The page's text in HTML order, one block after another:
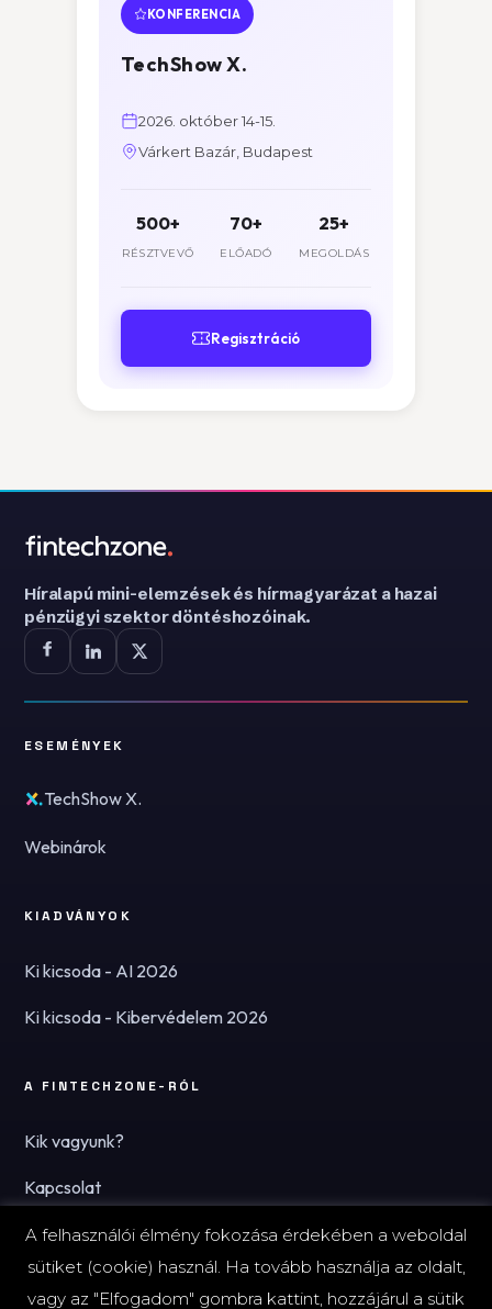
KONFERENCIA
TechShow X.
2026. október 14-15.
Várkert Bazár, Budapest
500+
RÉSZTVEVŐ
70+
ELŐADÓ
25+
MEGOLDÁS
Regisztráció
Híralapú mini-elemzések és hírmagyarázat a hazai
pénzügyi szektor döntéshozóinak.
ESEMÉNYEK
TechShow X.
Webinárok
KIADVÁNYOK
Ki kicsoda - AI 2026
Ki kicsoda - Kibervédelem 2026
A FINTECHZONE-RÓL
Kik vagyunk?
Kapcsolat
Hírlevél
A felhasználói élmény fokozása érdekében a weboldal
sütiket (cookie) használ. Ha tovább használja az oldalt,
vagy az "Elfogadom" gombra kattint, hozzájárul a sütik